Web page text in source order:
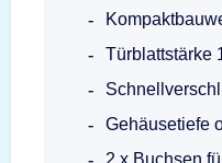
Türblattstärke
Gehäusetiefe
2 x Buchsen